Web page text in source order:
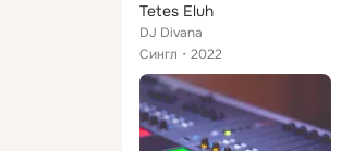
Tetes Eluh
DJ Divana
Сингл
2022